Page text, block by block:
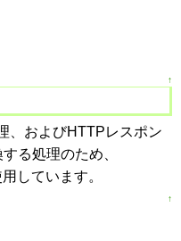
↑
、およびHTTPレスポン
る処理のため、
しています。
↑